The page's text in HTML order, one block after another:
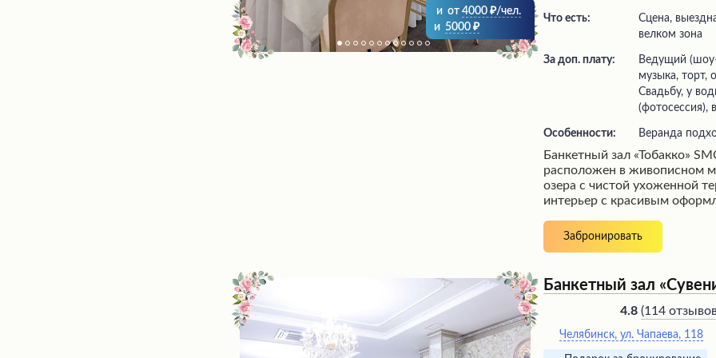
и от 4000
/чел.
и 5000
Что есть:
сцена, выездная регистрация,
велком зона
За доп. плату:
ведущий (шоу-программа), живая
музыка, торт,
Свадьбу, у
(фотосессия),
Особенности: Веранда
Банкетный зал «Тобакко»
расположен в живописном
озера с чистой ухоженной
интерьер с красивым
заботливый персонал
гостям, профессионально
вкусными блюдами и
Ресторан предлагает
доступным ценам, где
отличается великолепным
идеальное место для
корпоративных
Забронировать
Банкетный зал
4.8 (114
Челябинск, ул. Чапаева, 118